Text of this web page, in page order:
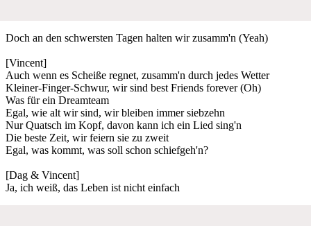
Doch an den schwersten Tagen halten wir zusamm'n (Yeah)
[Vincent]
Auch wenn es Scheiße regnet, zusamm'n durch jedes Wetter
Kleiner-Finger-Schwur, wir sind best Friends forever (Oh)
Was für ein Dreamteam
Egal, wie alt wir sind, wir bleiben immer siebzehn
Nur Quatsch im Kopf, davon kann ich ein Lied sing'n
Die beste Zeit, wir feiern sie zu zweit
Egal, was kommt, was soll schon schiefgeh'n?
[Dag & Vincent]
Ja, ich weiß, das Leben ist nicht einfach